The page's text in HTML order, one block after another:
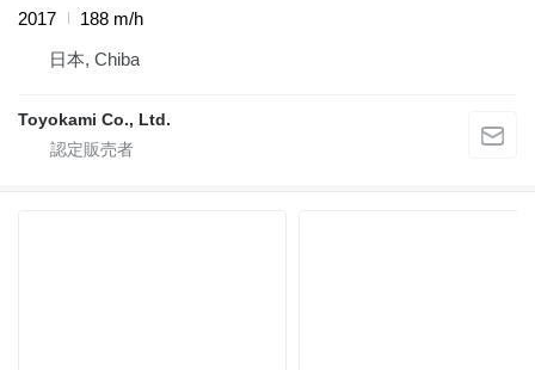
2017
188 m/h
日本, Chiba
Toyokami Co., Ltd.